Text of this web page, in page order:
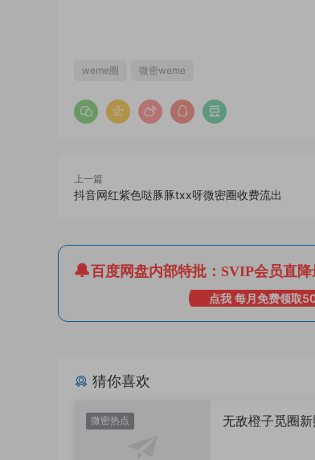
weme圈 微密weme
上一篇
抖音网红紫色哒豚豚txx呀微密圈收费流出
百度网盘内部特批：SVIP会员直降
点我 每月免费领取
猜你喜欢
微密热点
无敌橙子觅圈